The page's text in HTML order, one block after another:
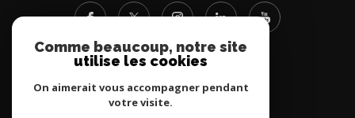
Comme beaucoup, notre site
utilise les cookies
On aimerait vous accompagner pendant
votre visite.